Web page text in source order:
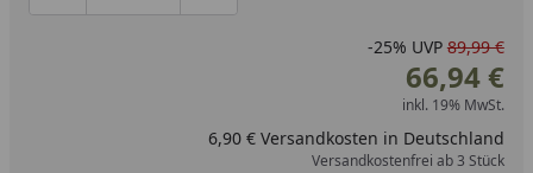
-25% UVP 89,99 €
66,94 €
inkl. 19% MwSt.
6,90 € Versandkosten in Deutschland
Versandkostenfrei ab 3 Stück